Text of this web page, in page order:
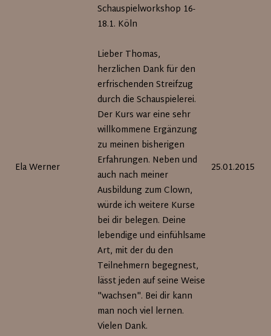
Ela Werner
Schauspielworkshop 16-
18.1. Köln
Lieber Thomas,
herzlichen Dank für den
erfrischenden Streifzug
durch die Schauspielerei.
Der Kurs war eine sehr
willkommene Ergänzung
zu meinen bisherigen
Erfahrungen. Neben und
auch nach meiner
Ausbildung zum Clown,
würde ich weitere Kurse
bei dir belegen. Deine
lebendige und einfühlsame
Art, mit der du den
Teilnehmern begegnest,
lässt jeden auf seine Weise
"wachsen". Bei dir kann
man noch viel lernen.
Vielen Dank.
25.01.2015